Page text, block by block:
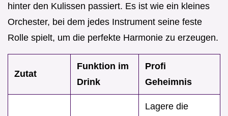
hinter den Kulissen passiert. Es ist wie ein kleines
Orchester, bei dem jedes Instrument seine feste
Rolle spielt, um die perfekte Harmonie zu erzeugen.
Zutat
Funktion im
Drink
Profi
Geheimnis
Lagere die